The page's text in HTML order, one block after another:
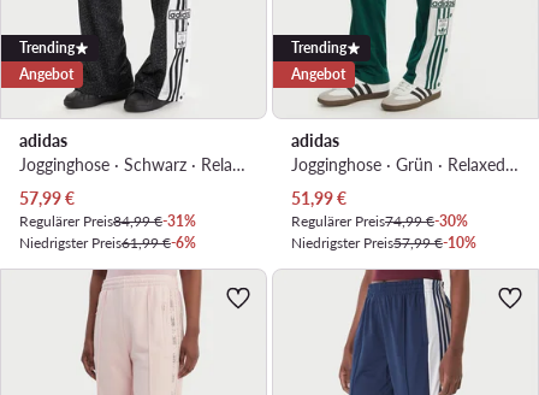
Trending
Angebot
adidas
Jogginghose · Schwarz · Relaxed Fit
Aktueller Preis
57,99€
Regulärer Preis84,99 €-31%
Niedrigster Preis61,99 €-6%
Trending
Angebot
adidas
Jogginghose · Grün · Relaxed Fit
Aktueller Preis
51,99€
Regulärer Preis74,99 €-30%
Niedrigster Preis57,99 €-10%